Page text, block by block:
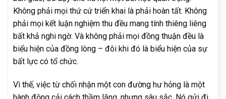
Không phải mọi thứ cứ triển khai là phải hoàn tất. Không
phải mọi kết luận nghiệm thu đều mang tính thiêng liêng
bất khả nghi ngờ. Và không phải mọi đồng thuận đều là
biểu hiện của đồng lòng – đôi khi đó là biểu hiện của sự
bất lực có tổ chức.
Vì thế, việc từ chối nhận một con đường hư hỏng là một
hành động cải cách thầm lặng, nhưng sâu sắc. Nó gửi đi